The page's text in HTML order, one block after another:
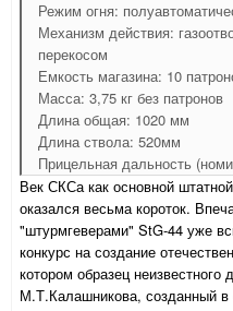
Режим огня:
Механизм действия:
перекосом
Емкость магазина: 10
Масса: 3,75 кг без патронов
Длина общая: 1020 мм
Длина ствола: 520мм
Прицельная дальность
Век СКСа как основной
оказался весьма короток.
"штурмгеверами" StG-44 уже
конкурс на создание
котором образец неизвестного
М.Т.Калашникова, созданный в